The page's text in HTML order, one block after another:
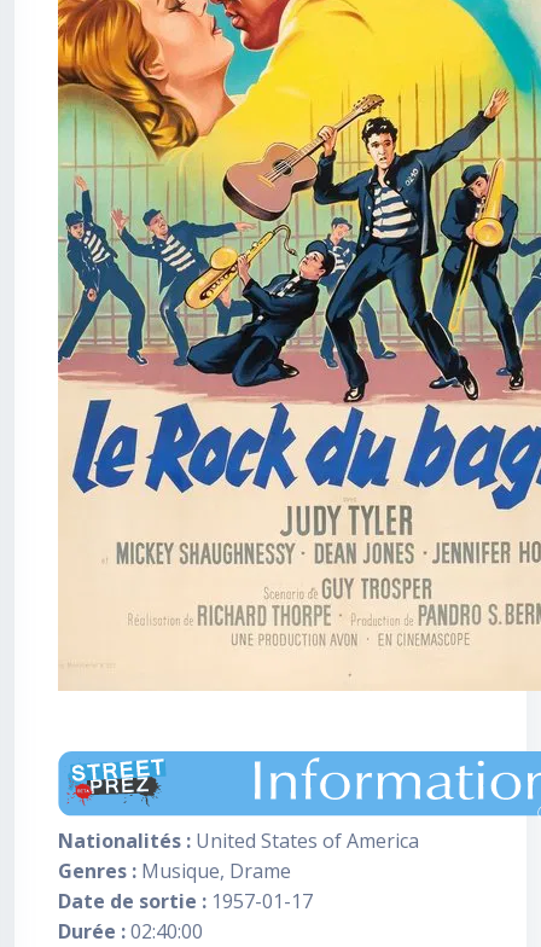
Nationalités : United States of America
Genres : Musique, Drame
Date de sortie : 1957-01-17
Durée :02:40:00